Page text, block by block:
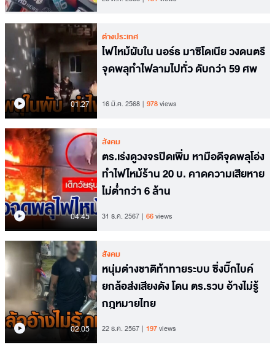
01.27
ต่างประเทศ
ไฟไหม้ผับใน นอร์ธ มาซิโดเนีย วงดนตรี
จุดพลุทำไฟลามไปทั่ว ดับกว่า 59 ศพ
16 มี.ค. 2568 978views
04.45
สังคม
ตร.เร่งดูวงจรปิดเพิ่ม หามือดีจุดพลุโอ่ง
ทำไฟไหม้ร้าน 20 บ. คาดความเสียหาย
ไม่ต่ำกว่า 6 ล้าน
31 ธ.ค. 2567 66views
02.05
สังคม
หนุ่มต่างชาติท้าทายระบบ ซิ่งบิ๊กไบค์
ยกล้อส่งเสียงดัง โดน ตร.รวบ อ้างไม่รู้
กฎหมายไทย
22 ธ.ค. 2567 197views